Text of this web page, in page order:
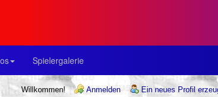
Spielergalerie
Willkommen! Anmelden
Ein neues Profil